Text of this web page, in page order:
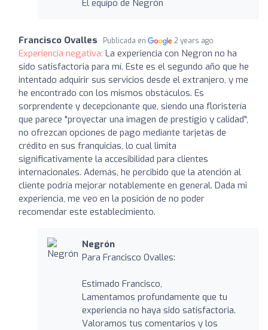
El equipo de Negrón
Francisco Ovalles Publicada en 2 years ago
Experiencia negativa: La experiencia con Negron no ha
sido satisfactoria para mí. Este es el segundo año que he
intentado adquirir sus servicios desde el extranjero, y me
he encontrado con los mismos obstáculos. Es
sorprendente y decepcionante que, siendo una floristería
que parece "proyectar una imagen de prestigio y calidad",
no ofrezcan opciones de pago mediante tarjetas de
crédito en sus franquicias, lo cual limita
significativamente la accesibilidad para clientes
internacionales. Además, he percibido que la atención al
cliente podría mejorar notablemente en general. Dada mi
experiencia, me veo en la posición de no poder
recomendar este establecimiento.
Negrón
Para Francisco Ovalles:
Estimado Francisco,
Lamentamos profundamente que tu
experiencia no haya sido satisfactoria.
Valoramos tus comentarios y los